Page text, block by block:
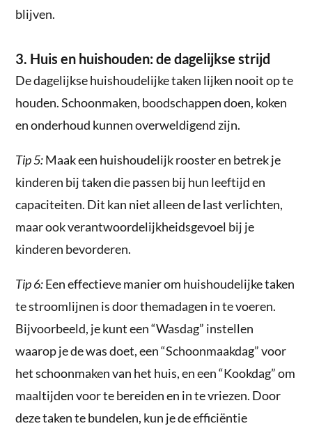
blijven.
3. Huis en huishouden: de dagelijkse strijd
De dagelijkse huishoudelijke taken lijken nooit op te
houden. Schoonmaken, boodschappen doen, koken
en onderhoud kunnen overweldigend zijn.
Tip 5:Maak een huishoudelijk rooster en betrek je
kinderen bij taken die passen bij hun leeftijd en
capaciteiten. Dit kan niet alleen de last verlichten,
maar ook verantwoordelijkheidsgevoel bij je
kinderen bevorderen.
Tip 6:Een effectieve manier om huishoudelijke taken
te stroomlijnen is door themadagen in te voeren.
Bijvoorbeeld, je kunt een “Wasdag” instellen
waarop je de was doet, een “Schoonmaakdag” voor
het schoonmaken van het huis, en een “Kookdag” om
maaltijden voor te bereiden en in te vriezen. Door
deze taken te bundelen, kun je de efficiëntie